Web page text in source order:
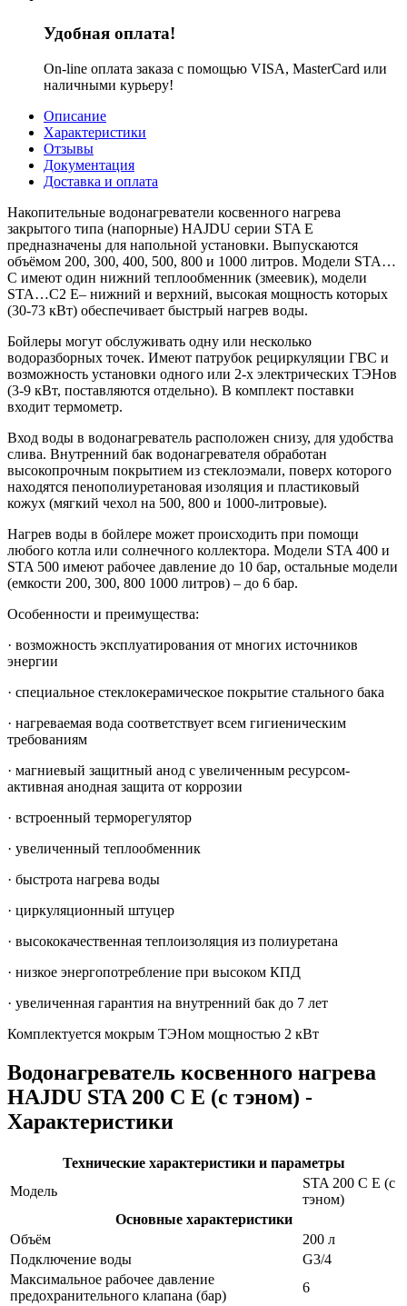
Удобная оплата!
On-line оплата заказа с помощью VISA, MasterCard или
наличными курьеру!
Описание
Характеристики
Отзывы
Документация
Доставка и оплата
Накопительные водонагреватели косвенного нагрева
закрытого типа (напорные) HAJDU серии STA Е
предназначены для напольной установки. Выпускаются
объёмом 200, 300, 400, 500, 800 и 1000 литров. Модели STA…
C имеют один нижний теплообменник (змеевик), модели
STA…C2 Е– нижний и верхний, высокая мощность которых
(30-73 кВт) обеспечивает быстрый нагрев воды.
Бойлеры могут обслуживать одну или несколько
водоразборных точек. Имеют патрубок рециркуляции ГВС и
возможность установки одного или 2-х электрических ТЭНов
(3-9 кВт, поставляются отдельно). В комплект поставки
входит термометр.
Вход воды в водонагреватель расположен снизу, для удобства
слива. Внутренний бак водонагревателя обработан
высокопрочным покрытием из стеклоэмали, поверх которого
находятся пенополиуретановая изоляция и пластиковый
кожух (мягкий чехол на 500, 800 и 1000-литровые).
Нагрев воды в бойлере может происходить при помощи
любого котла или солнечного коллектора. Модели STA 400 и
STA 500 имеют рабочее давление до 10 бар, остальные модели
(емкости 200, 300, 800 1000 литров) – до 6 бар.
Особенности и преимущества:
· возможность эксплуатирования от многих источников
энергии
· специальное стеклокерамическое покрытие стального бака
· нагреваемая вода соответствует всем гигиеническим
требованиям
· магниевый защитный анод с увеличенным ресурсом-
активная анодная защита от коррозии
· встроенный терморегулятор
· увеличенный теплообменник
· быстрота нагрева воды
· циркуляционный штуцер
· высококачественная теплоизоляция из полиуретана
· низкое энергопотребление при высоком КПД
· увеличенная гарантия на внутренний бак до 7 лет
Комплектуется мокрым ТЭНом мощностью 2 кВт
Водонагреватель косвенного нагрева
HAJDU STA 200 С E (c тэном) -
Характеристики
Технические характеристики и параметры
Модель
STA 200 С E (c
тэном)
Основные характеристики
Объём
200 л
Подключение воды
G3/4
Максимальное рабочее давление
предохранительного клапана (бар)
6